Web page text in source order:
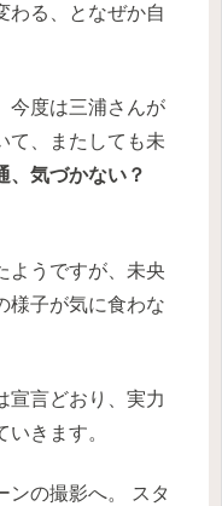
わる、となぜか自
今度は三浦さんが
て、またしても未
、気づかない？
ようですが、未央
様子が気に食わな
宣言どおり、実力
きます。
の撮影へ。
スタ